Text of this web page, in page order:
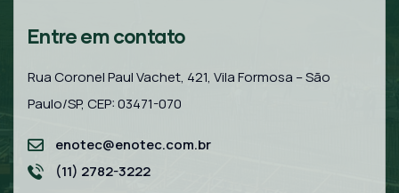
Entre em contato
Rua Coronel Paul Vachet, 421, Vila Formosa – São
Paulo/SP, CEP: 03471-070
enotec@enotec.com.br
(11) 2782-3222